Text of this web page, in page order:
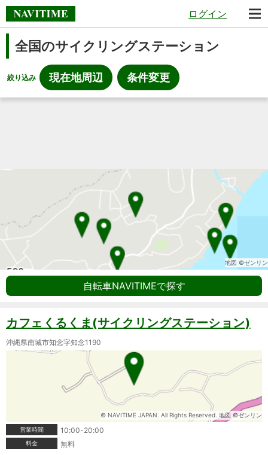
ログイン
全国のサイクリングステーション
絞り込み 現在地周辺 条件変更
地図 ©ゼンリン
自転車NAVITIMEで探す
カフェくるくま(サイクリングステーション)
沖縄県南城市知念字知念1190
© NAVITIME JAPAN. All Rights Reserved. 地図 ©ゼンリン
営業時間
10:00-20:00
料金 無料